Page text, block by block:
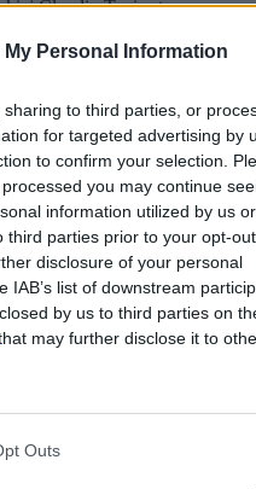
My Personal Information
to third parties, or
for targeted advertising by
to confirm your selection.
you may continue
information utilized by us or
third parties prior to your opt-
disclosure of your personal
IAB’s list of downstream
by us to third parties on
may further disclose it to
Outs
Claudio Tapia stanowczo
do niego. Zdaniem szefa